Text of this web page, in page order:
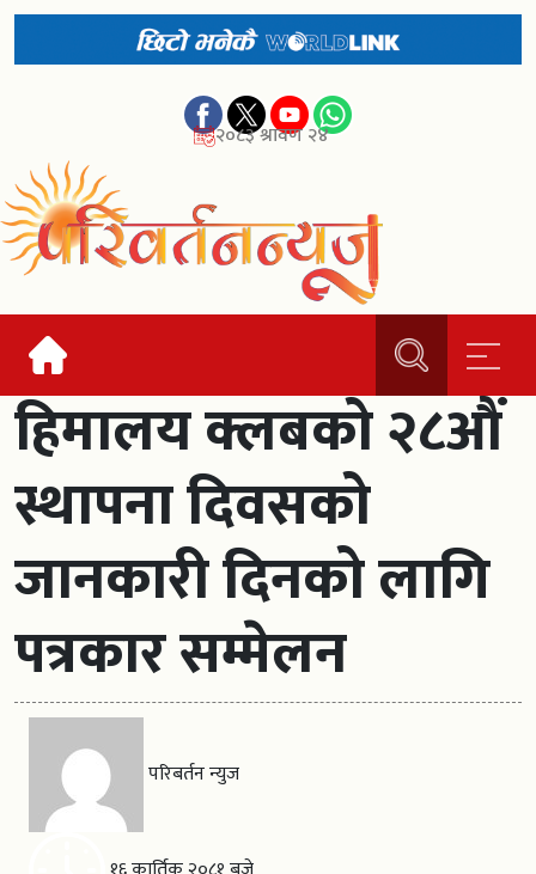
२०८३ श्रावण २४
हिमालय क्लबको २८औं
स्थापना दिवसको
जानकारी दिनको लागि
पत्रकार सम्मेलन
परिबर्तन न्युज